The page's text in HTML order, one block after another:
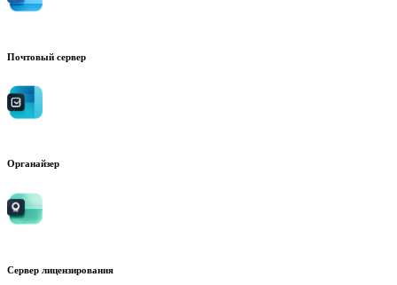
Почтовый сервер
Органайзер
Сервер лицензирования